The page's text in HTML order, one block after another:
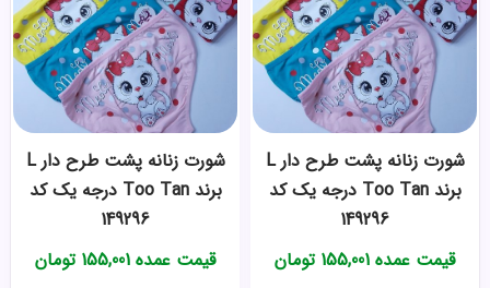
شورت زنانه پشت طرح دار L
برند Too Tan درجه یک کد
149296
قیمت عمده 155,001 تومان
شورت زنانه پشت طرح دار L
برند Too Tan درجه یک کد
149296
قیمت عمده 155,001 تومان